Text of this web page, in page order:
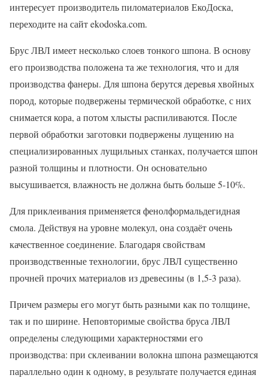
интересует производитель пиломатериалов ЕкоДоска,
переходите на сайт ekodoska.com.
Брус ЛВЛ имеет несколько слоев тонкого шпона. В основу
его производства положена та же технология, что и для
производства фанеры. Для шпона берутся деревья хвойных
пород, которые подвержены термической обработке, с них
снимается кора, а потом хлысты распиливаются. После
первой обработки заготовки подвержены лущению на
специализированных лущильных станках, получается шпон
разной толщины и плотности. Он основательно
высушивается, влажность не должна быть больше 5-10%.
Для приклеивания применяется фенолформальдегидная
смола. Действуя на уровне молекул, она создаёт очень
качественное соединение. Благодаря свойствам
производственные технологии, брус ЛВЛ существенно
прочней прочих материалов из древесины (в 1,5-3 раза).
Причем размеры его могут быть разными как по толщине,
так и по ширине. Неповторимые свойства бруса ЛВЛ
определены следующими характерностями его
производства: при склеивании волокна шпона размещаются
параллельно один к одному, в результате получается единая